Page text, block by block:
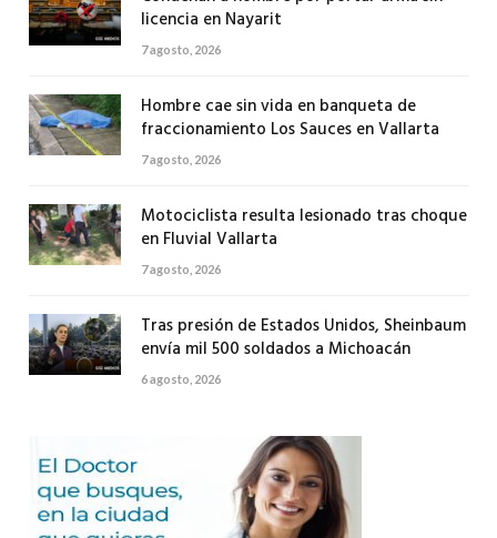
licencia en Nayarit
7 agosto, 2026
Hombre cae sin vida en banqueta de
fraccionamiento Los Sauces en Vallarta
7 agosto, 2026
Motociclista resulta lesionado tras choque
en Fluvial Vallarta
7 agosto, 2026
Tras presión de Estados Unidos, Sheinbaum
envía mil 500 soldados a Michoacán
6 agosto, 2026